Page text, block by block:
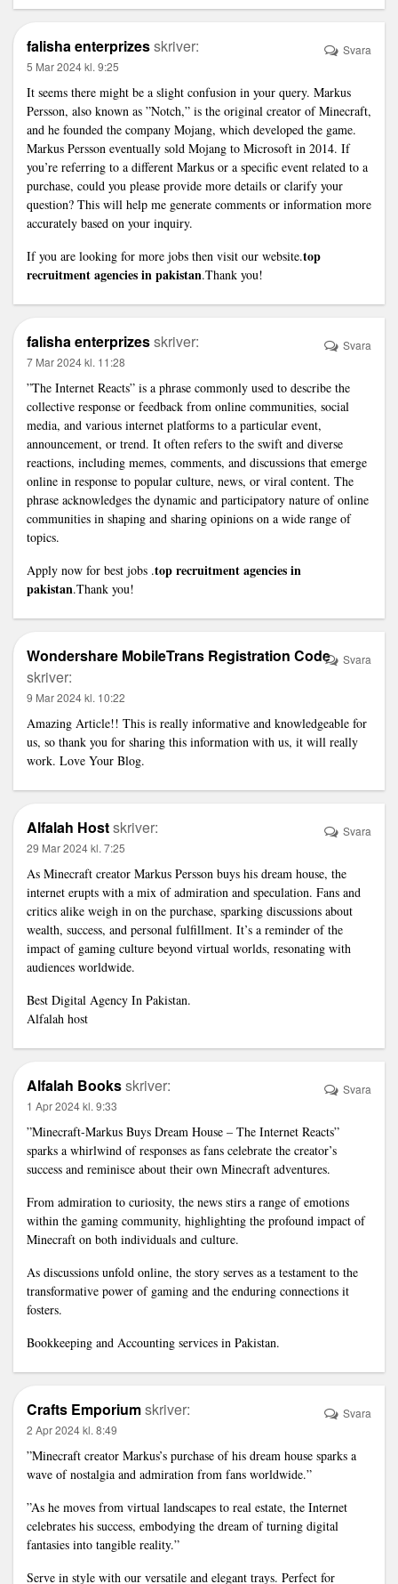
falisha enterprizesskriver:
5 Mar 2024 kl. 9:25
It seems there might be a slight confusion in your query. Markus
Persson, also known as ”Notch,” is the original creator of Minecraft,
and he founded the company Mojang, which developed the game.
Markus Persson eventually sold Mojang to Microsoft in 2014. If
you’re referring to a different Markus or a specific event related to a
purchase, could you please provide more details or clarify your
question? This will help me generate comments or information more
accurately based on your inquiry.
If you are looking for more jobs then visit our website.top
recruitment agencies in pakistan.Thank you!
Svara
falisha enterprizesskriver:
7 Mar 2024 kl. 11:28
”The Internet Reacts” is a phrase commonly used to describe the
collective response or feedback from online communities, social
media, and various internet platforms to a particular event,
announcement, or trend. It often refers to the swift and diverse
reactions, including memes, comments, and discussions that emerge
online in response to popular culture, news, or viral content. The
phrase acknowledges the dynamic and participatory nature of online
communities in shaping and sharing opinions on a wide range of
topics.
Apply now for best jobs .top recruitment agencies in
pakistan.Thank you!
Svara
Wondershare MobileTrans Registration Code
skriver:
9 Mar 2024 kl. 10:22
Amazing Article!! This is really informative and knowledgeable for
us, so thank you for sharing this information with us, it will really
work. Love Your Blog.
Svara
Alfalah Hostskriver:
29 Mar 2024 kl. 7:25
As Minecraft creator Markus Persson buys his dream house, the
internet erupts with a mix of admiration and speculation. Fans and
critics alike weigh in on the purchase, sparking discussions about
wealth, success, and personal fulfillment. It’s a reminder of the
impact of gaming culture beyond virtual worlds, resonating with
audiences worldwide.
Best Digital Agency In Pakistan.
Alfalah host
Svara
Alfalah Booksskriver:
1 Apr 2024 kl. 9:33
”Minecraft-Markus Buys Dream House – The Internet Reacts”
sparks a whirlwind of responses as fans celebrate the creator’s
success and reminisce about their own Minecraft adventures.
From admiration to curiosity, the news stirs a range of emotions
within the gaming community, highlighting the profound impact of
Minecraft on both individuals and culture.
As discussions unfold online, the story serves as a testament to the
transformative power of gaming and the enduring connections it
fosters.
Bookkeeping and Accounting services in Pakistan.
Svara
Crafts Emporiumskriver:
2 Apr 2024 kl. 8:49
”Minecraft creator Markus’s purchase of his dream house sparks a
wave of nostalgia and admiration from fans worldwide.”
”As he moves from virtual landscapes to real estate, the Internet
celebrates his success, embodying the dream of turning digital
fantasies into tangible reality.”
Serve in style with our versatile and elegant trays. Perfect for
Svara